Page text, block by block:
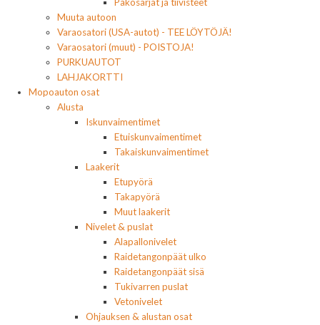
Muuta autoon
Varaosatori (USA-autot) - TEE LÖYTÖJÄ!
Varaosatori (muut) - POISTOJA!
PURKUAUTOT
LAHJAKORTTI
Mopoauton osat
Alusta
Iskunvaimentimet
Etuiskunvaimentimet
Takaiskunvaimentimet
Laakerit
Etupyörä
Takapyörä
Muut laakerit
Nivelet & puslat
Alapallonivelet
Raidetangonpäät ulko
Raidetangonpäät sisä
Tukivarren puslat
Vetonivelet
Ohjauksen & alustan osat